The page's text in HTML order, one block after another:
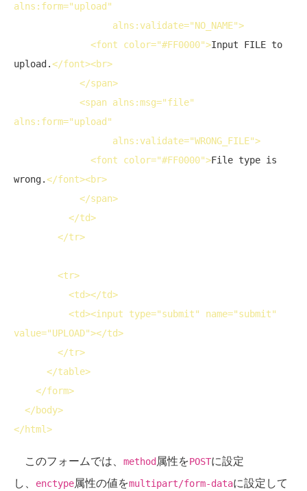
alns:form="upload"
                  alns:validate="NO_NAME">
<font color="#FF0000">Input FILE to
upload.</font><br>
</span>
<span alns:msg="file"
alns:form="upload"
                  alns:validate="WRONG_FILE">
<font color="#FF0000">File type is
wrong.</font><br>
</span>
</td>
</tr>
<tr>
<td></td>
<td><input type="submit" name
value="UPLOAD"></td>
</tr>
</table>
</form>
</body>
</html>
このフォームでは、 method 属性をPOSTに設定
し、
enctype属性の値をmultipart/form-dataに設定して